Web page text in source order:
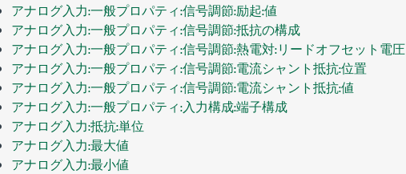
アナログ入力:一般プロパティ:信号調節:励起:値
アナログ入力:一般プロパティ:信号調節:抵抗の構成
アナログ入力:一般プロパティ:信号調節:熱電対:リードオフセット電圧
アナログ入力:一般プロパティ:信号調節:電流シャント抵抗:位置
アナログ入力:一般プロパティ:信号調節:電流シャント抵抗:値
アナログ入力:一般プロパティ:入力構成:端子構成
アナログ入力:抵抗:単位
アナログ入力:最大値
アナログ入力:最小値